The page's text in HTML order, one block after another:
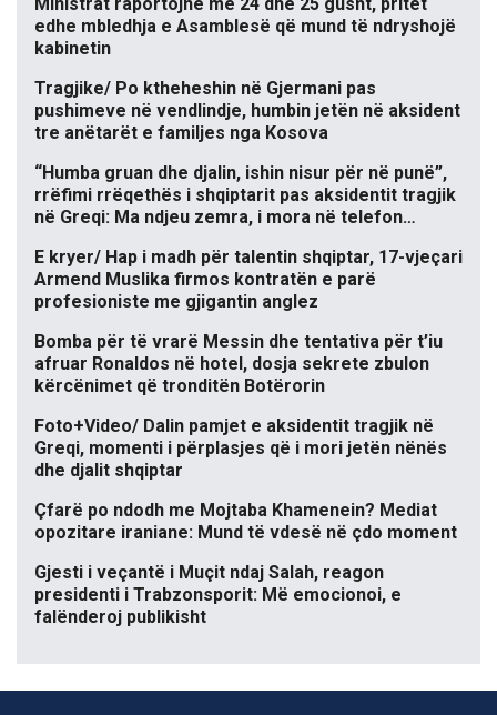
edhe mbledhja e Asamblesë që mund të ndryshojë
kabinetin
Tragjike/ Po ktheheshin në Gjermani pas
pushimeve në vendlindje, humbin jetën në aksident
tre anëtarët e familjes nga Kosova
“Humba gruan dhe djalin, ishin nisur për në punë”,
rrëfimi rrëqethës i shqiptarit pas aksidentit tragjik
në Greqi: Ma ndjeu zemra, i mora në telefon…
E kryer/ Hap i madh për talentin shqiptar, 17-vjeçari
Armend Muslika firmos kontratën e parë
profesioniste me gjigantin anglez
Bomba për të vrarë Messin dhe tentativa për t’iu
afruar Ronaldos në hotel, dosja sekrete zbulon
kërcënimet që tronditën Botërorin
Foto+Video/ Dalin pamjet e aksidentit tragjik në
Greqi, momenti i përplasjes që i mori jetën nënës
dhe djalit shqiptar
Çfarë po ndodh me Mojtaba Khamenein? Mediat
opozitare iraniane: Mund të vdesë në çdo moment
Gjesti i veçantë i Muçit ndaj Salah, reagon
presidenti i Trabzonsporit: Më emocionoi, e
falënderoj publikisht